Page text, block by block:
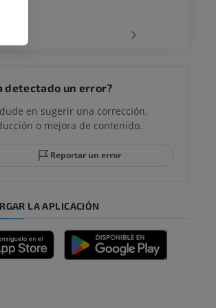
›
detectado un error?
en sugerir una corrección,
o mejora de contenido.
Reportar un error
LA APLICACIÓN